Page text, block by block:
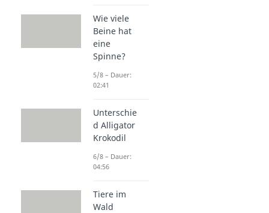
Wie viele
Beine hat
eine
Spinne?
5/8 – Dauer:
02:41
Unterschie
d Alligator
Krokodil
6/8 – Dauer:
04:56
Tiere im
Wald